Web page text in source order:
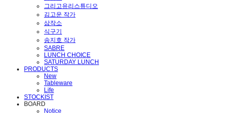
그리고유리스튜디오
김고운 작가
삼작소
식구기
송지호 작가
SABRE
LUNCH CHOICE
SATURDAY LUNCH
PRODUCTS
New
Tableware
Life
STOCKIST
BOARD
Notice